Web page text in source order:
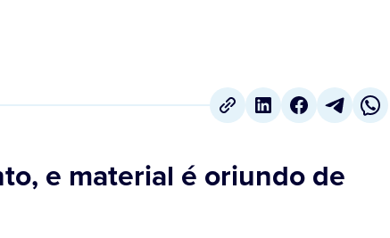
e material é oriundo de